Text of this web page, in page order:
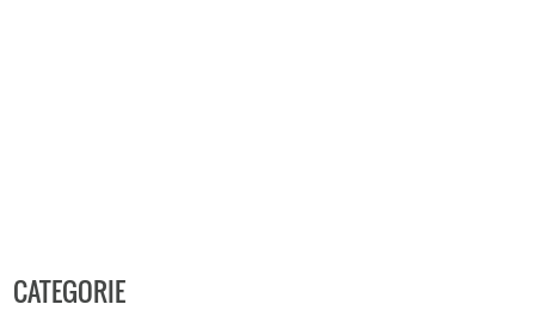
CATEGORIE